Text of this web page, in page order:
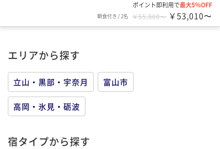
ポイント即利用で最大5％OFF
朝食付き /2名 ￥55,800〜 ￥53,010〜
エリアから探す
立山・黒部・宇奈月 富山市
高岡・氷見・砺波
宿タイプから探す